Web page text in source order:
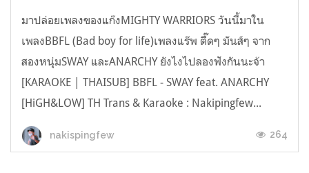
มาปล่อยเพลงของแก๊งMIGHTY WARRIORS วันนี้มาใน
เพลงBBFL (Bad boy for life)เพลงแร๊พ ตื๊ดๆ มันส์ๆ จาก
สองหนุ่มSWAY และANARCHY ยังไงไปลองฟังกันนะจ้า
[KARAOKE | THAISUB] BBFL - SWAY feat. ANARCHY
[HiGH&LOW] TH Trans & Karaoke : Nakipingfew...
nakispingfew 264